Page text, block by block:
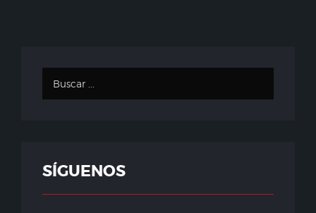
SÍGUENOS